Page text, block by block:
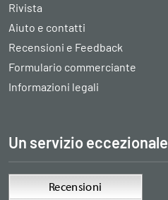
Rivista
Aiuto e contatti
Recensioni e Feedback
Formulario commerciante
Informazioni legali
Un servizio eccezionale